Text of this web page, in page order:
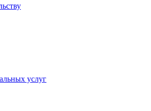
услуг